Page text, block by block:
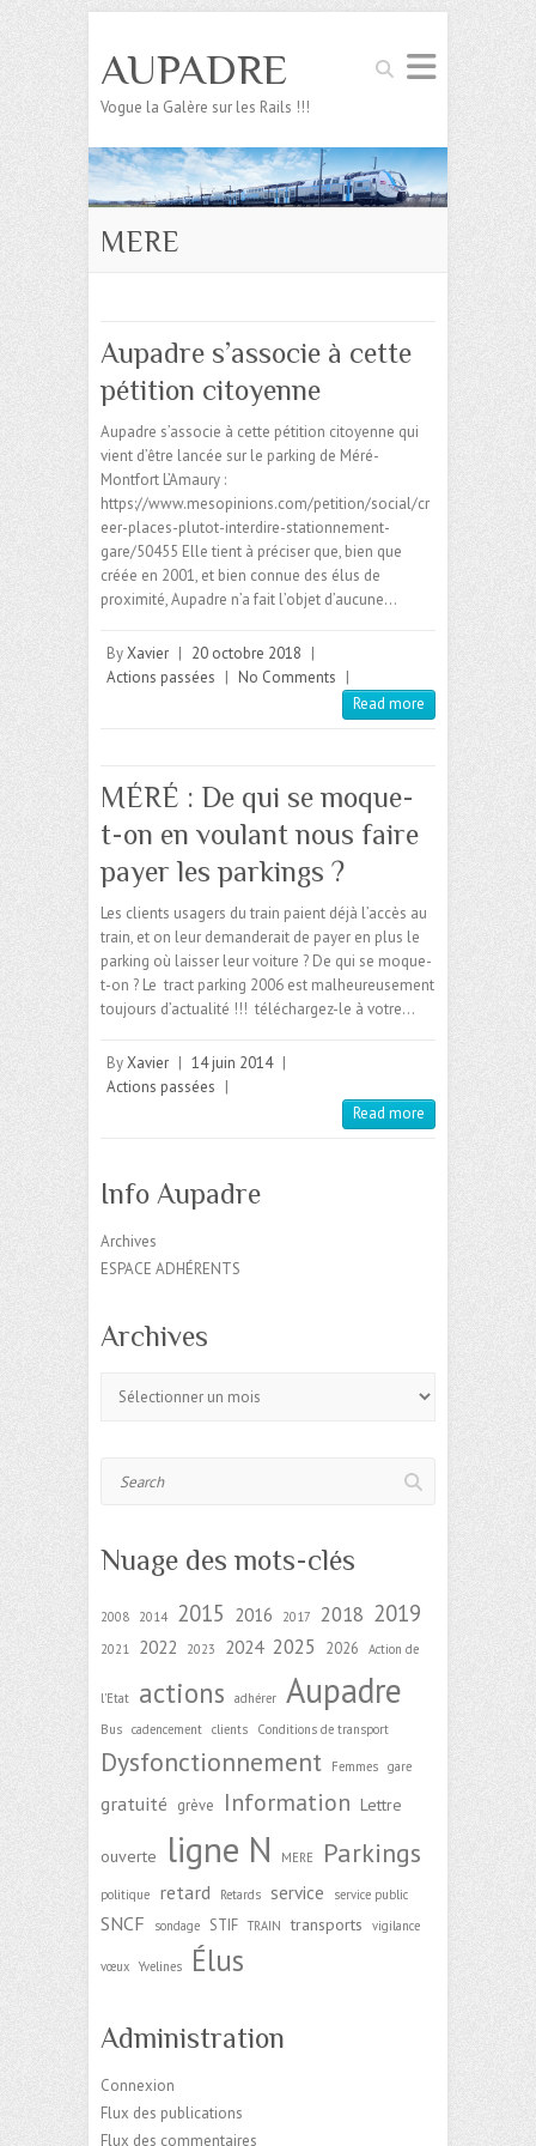
Search
AUPADRE
Vogue la Galère sur les Rails !!!
MERE
Aupadre s’associe à cette
pétition citoyenne
Aupadre s’associe à cette pétition citoyenne qui
vient d’être lancée sur le parking de Méré-
Montfort L’Amaury :
https://www.mesopinions.com/petition/social/cr
eer-places-plutot-interdire-stationnement-
gare/50455 Elle tient à préciser que, bien que
créée en 2001, et bien connue des élus de
proximité, Aupadre n’a fait l’objet d’aucune…
ByXavier | 20 octobre 2018 |
Actions passées | No Comments |
Read more
MÉRÉ : De qui se moque-
t-on en voulant nous faire
payer les parkings ?
Les clients usagers du train paient déjà l’accès au
train, et on leur demanderait de payer en plus le
parking où laisser leur voiture ? De qui se moque-
t-on ? Le tract parking 2006 est malheureusement
toujours d’actualité !!! téléchargez-le à votre…
ByXavier | 14 juin 2014 |
Actions passées |
Read more
Info Aupadre
Archives
ESPACE ADHÉRENTS
Archives
Nuage des mots-clés
2008 2014 2015 2016 2017 2018 2019
2021 2022 2023 2024 2025 2026 Action de
l'Etat actions adhérer Aupadre
Bus cadencement clients Conditions de transport
Dysfonctionnement Femmes gare
gratuité grève Information Lettre
ouverte ligne N MERE Parkings
politique retard Retards service service public
SNCF sondage STIF TRAIN transports vigilance
vœux Yvelines Élus
Administration
Connexion
Flux des publications
Flux des commentaires